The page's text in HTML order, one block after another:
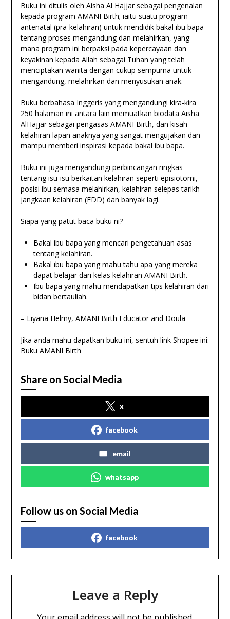
Buku ini ditulis oleh Aisha Al Hajjar sebagai pengenalan
kepada program AMANI Birth; iaitu suatu program
antenatal (pra-kelahiran) untuk mendidik bakal ibu bapa
tentang proses mengandung dan melahirkan, yang
mana program ini berpaksi pada kepercayaan dan
keyakinan kepada Allah sebagai Tuhan yang telah
menciptakan wanita dengan cukup sempurna untuk
mengandung, melahirkan dan menyusukan anak.
Buku berbahasa Inggeris yang mengandungi kira-kira
250 halaman ini antara lain memuatkan biodata Aisha
AlHajjar sebagai pengasas AMANI Birth, dan kisah
kelahiran lapan anaknya yang sangat mengujakan dan
mampu memberi inspirasi kepada bakal ibu bapa.
Buku ini juga mengandungi perbincangan ringkas
tentang isu-isu berkaitan kelahiran seperti episiotomi,
posisi ibu semasa melahirkan, kelahiran selepas tarikh
jangkaan kelahiran (EDD) dan banyak lagi.
Siapa yang patut baca buku ni?
Bakal ibu bapa yang mencari pengetahuan asas
tentang kelahiran.
Bakal ibu bapa yang mahu tahu apa yang mereka
dapat belajar dari kelas kelahiran AMANI Birth.
Ibu bapa yang mahu mendapatkan tips kelahiran dari
bidan bertauliah.
– Liyana Helmy, AMANI Birth Educator and Doula
Jika anda mahu dapatkan buku ini, sentuh link Shopee ini:
Buku AMANI Birth
Share on Social Media
x
facebook
email
whatsapp
Follow us on Social Media
facebook
Leave a Reply